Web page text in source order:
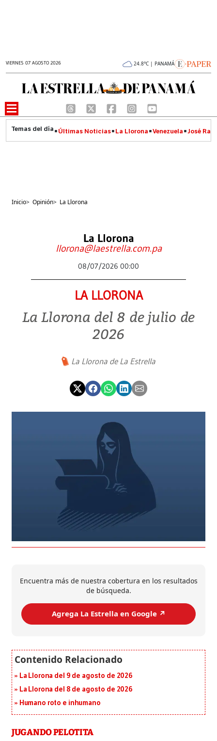
VIERNES 07 AGOSTO 2026 24.8°C | PANAMÁ
Últimas Noticias La Llorona Venezuela José
Inicio> Opinión> La Llorona
La Llorona
llorona@laestrella.com.pa
08/07/2026 00:00
LA LLORONA
La Llorona del 8 de julio de
2026
La Llorona de La Estrella
Encuentra más de nuestra cobertura en los resultados
de búsqueda.
Agrega La Estrella en Google ↗️
La Llorona del 9 de agosto de 2026
La Llorona del 8 de agosto de 2026
Humano roto e inhumano
JUGANDO PELOTITA